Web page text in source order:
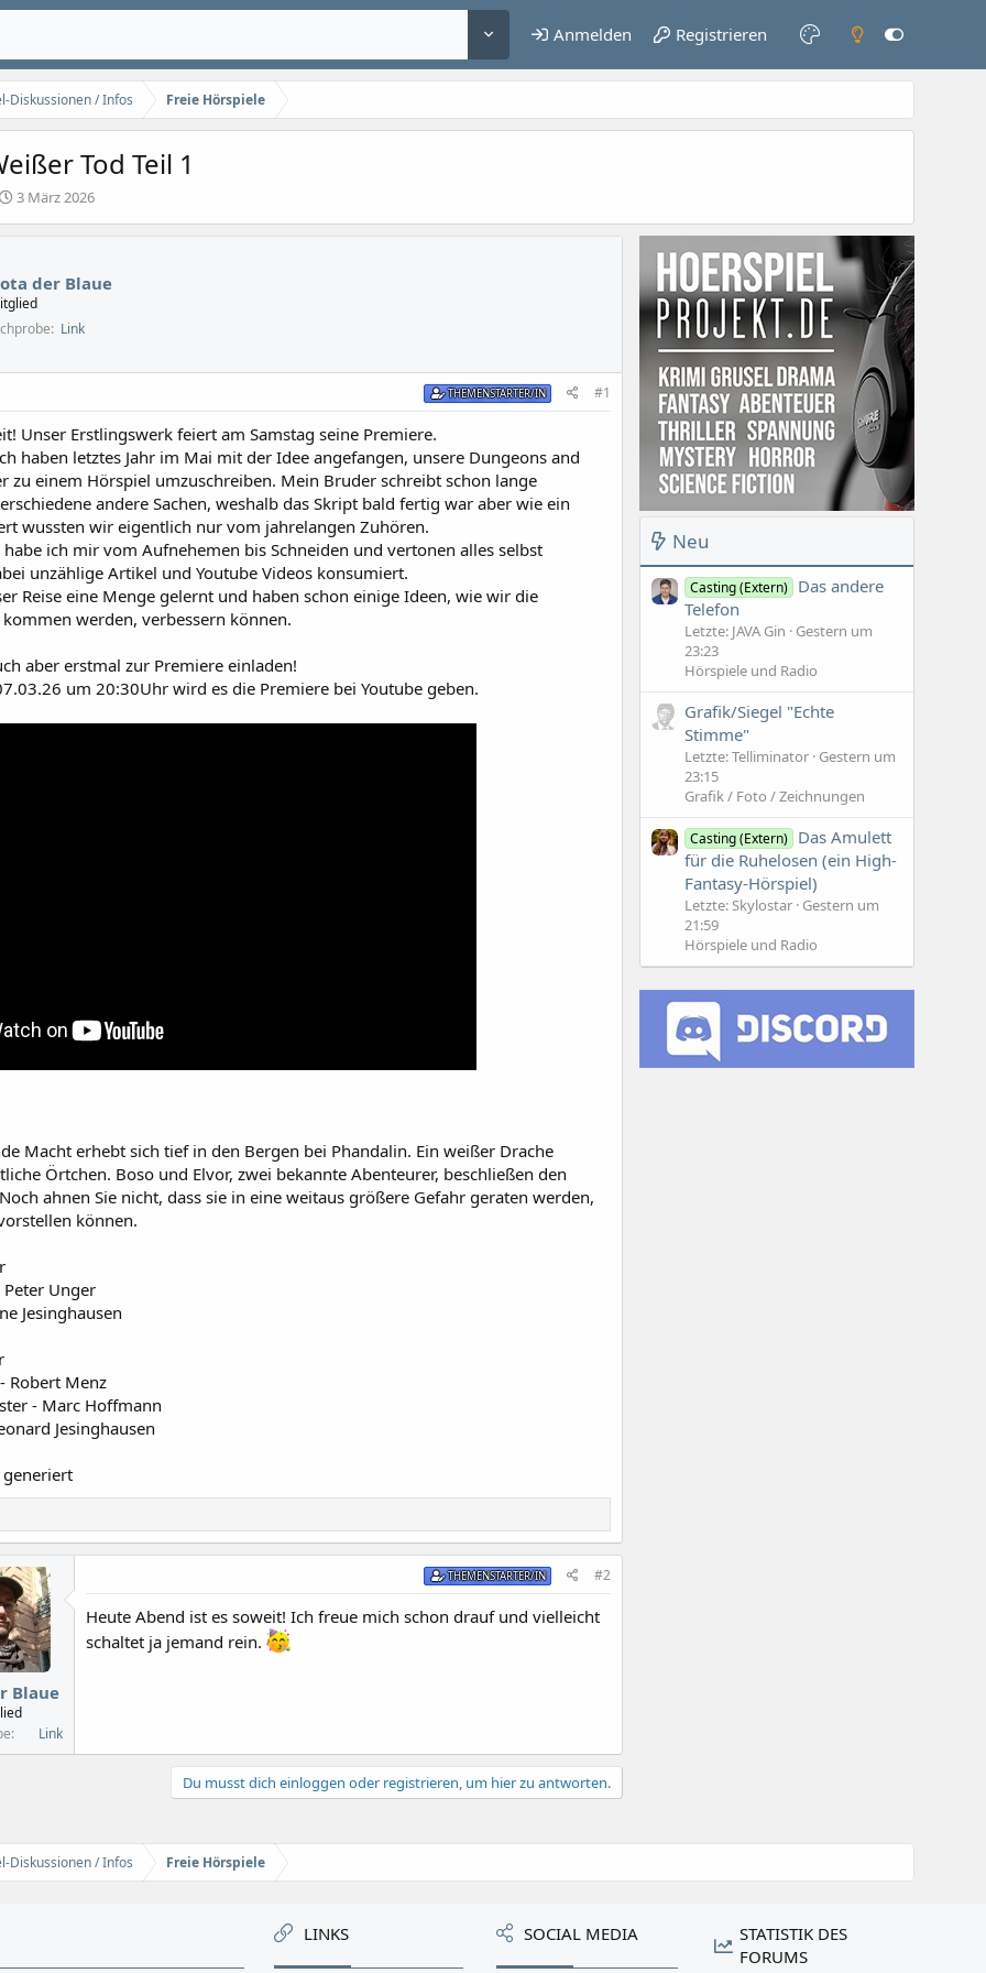
Anmelden Registrieren
Diskussionen / Infos Freie Hörspiele
Tod Teil 1
E
s
l
l
t
m
3 März 2026
der Blaue
Link
THEMENSTARTER/IN #1
Unser Erstlingswerk feiert am Samstag seine Premiere.
haben letztes Jahr im Mai mit der Idee angefangen, unsere Dungeons and
zu einem Hörspiel umzuschreiben. Mein Bruder schreibt schon lange
andere Sachen, weshalb das Skript bald fertig war aber wie ein
wussten wir eigentlich nur vom jahrelangen Zuhören.
habe ich mir vom Aufnehemen bis Schneiden und vertonen alles selbst
unzählige Artikel und Youtube Videos konsumiert.
Reise eine Menge gelernt und haben schon einige Ideen, wie wir die
kommen werden, verbessern können.
aber erstmal zur Premiere einladen!
um 20:30Uhr wird es die Premiere bei Youtube geben.
Macht erhebt sich tief in den Bergen bei Phandalin. Ein weißer Drache
Örtchen. Boso und Elvor, zwei bekannte Abenteurer, beschließen den
ahnen Sie nicht, dass sie in eine weitaus größere Gefahr geraten werden,
können.
Unger
Jesinghausen
Robert Menz
- Marc Hoffmann
Jesinghausen
Blaue
Link
THEMENSTARTER/IN #2
Heute Abend ist es soweit! Ich freue mich schon drauf und vielleicht
schaltet ja jemand rein.
Du musst dich einloggen oder registrieren, um hier zu antworten.
Neu
Casting (Extern) Das andere
Telefon
Letzte: JAVA Gin
Gestern um
23:23
Hörspiele und Radio
Grafik/Siegel "Echte
Stimme"
Letzte: Telliminator Gestern um
23:15
Grafik / Foto / Zeichnungen
Casting (Extern) Das Amulett
für die Ruhelosen (ein High-
Fantasy-Hörspiel)
Letzte: Skylostar Gestern um
21:59
Hörspiele und Radio
Diskussionen / Infos Freie Hörspiele
LINKS SOCIAL MEDIA
STATISTIK DES
FORUMS